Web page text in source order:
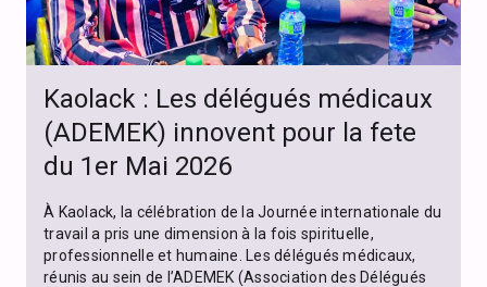
Kaolack : Les délégués médicaux
(ADEMEK) innovent pour la fete
du 1er Mai 2026
À Kaolack, la célébration de la Journée internationale du
travail a pris une dimension à la fois spirituelle,
professionnelle et humaine. Les délégués médicaux,
réunis au sein de l’ADEMEK (Association des Délégués